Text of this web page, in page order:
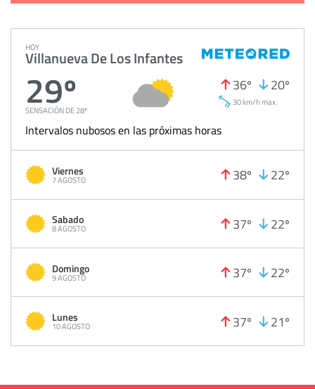
HOY
Villanueva De Los Infantes
29º
SENSACIÓN DE 28º
36º 20º
30 km/h max.
Intervalos nubosos en las próximas horas
Viernes
7 AGOSTO 38º 22º
Sabado
8 AGOSTO 37º 22º
Domingo
9 AGOSTO 37º 22º
Lunes
10 AGOSTO 37º 21º